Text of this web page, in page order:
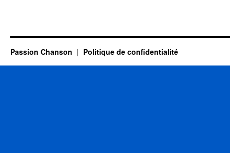
Passion Chanson Politique de confidentialité